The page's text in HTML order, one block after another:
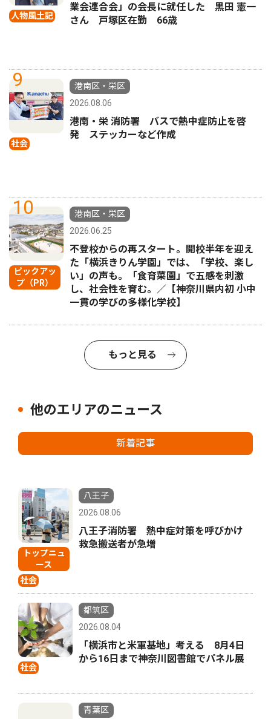
人物風土記
業会連合会」の会長に就任した 黒田 憲一
さん 戸塚区在勤 66歳
9
社会
港南区・栄区
2026.08.06
港南・栄 消防署 バスで熱中症防止を啓
発 ステッカーなど作成
10
ピックアッ
プ（PR）
港南区・栄区
2026.06.25
不登校からの再スタート。開校半年を迎え
た「横浜きりん学園」では、「学校、楽し
い」の声も。「食育菜園」で五感を刺激
し、社会性を育む。／【神奈川県内初 小中
一貫の学びの多様化学校】
もっと見る
他のエリアのニュース
新着記事
トップニュ
ース
社会
八王子
2026.08.06
八王子消防署 熱中症対策を呼びかけ
救急搬送者が急増
社会
都筑区
2026.08.04
「横浜市と米軍基地」考える 8月4日
から16日まで神奈川図書館でパネル展
青葉区